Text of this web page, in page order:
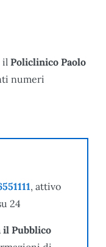
il Policlinico Paolo
numeri
, attivo
24
il Pubblico